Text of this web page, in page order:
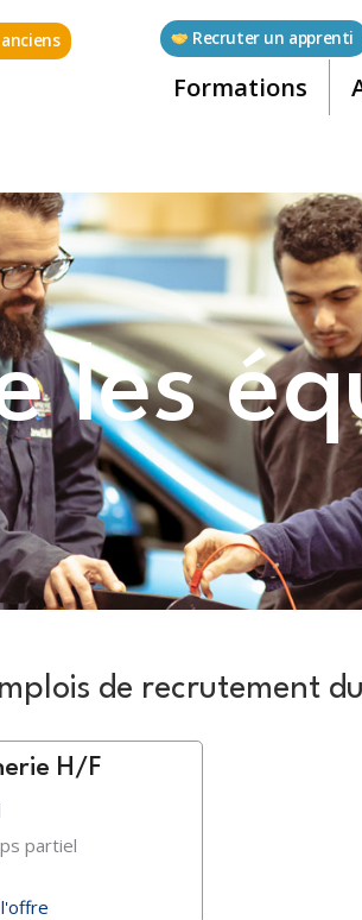
Recruter un apprenti
Formations
les
de recrutement
H/F
partiel